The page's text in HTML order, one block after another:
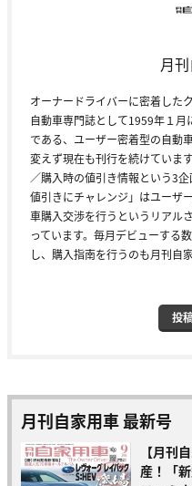
月
オーナードライバーに密着した
自動車専門誌として1959年１
である、ユーザー密着型の自動
変えず現在も刊行を続けていま
／購入時の値引き情報という3
値引きにチャレンジ」はユーザ
車購入交渉を行うというリアル
っています。毎月デビューする
し、購入指南を行うのも月刊自
投
月刊自家用車 最新号
【月刊
産！「